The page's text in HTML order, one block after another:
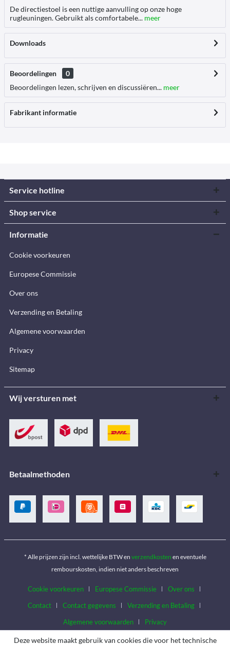
De directiestoel is een nuttige aanvulling op onze hoge
rugleuningen. Gebruikt als comfortabele... meer
Downloads
Beoordelingen
0
Beoordelingen lezen, schrijven en discussiëren... meer
Fabrikant informatie
Service hotline
Shop service
Informatie
Cookie voorkeuren
Europese Commissie
Over ons
Verzending en Betaling
Algemene voorwaarden
Privacy
Sitemap
Wij versturen met
Betaalmethoden
* Alle prijzen zijn incl. wettelijke BTW en verzendkosten en eventuele
rembourskosten, indien niet anders beschreven
Cookie voorkeuren Europese Commissie
Over ons
Contact
Contact gegevens
Verzending en Betaling
Algemene voorwaarden
Privacy
Deze website maakt gebruik van cookies die voor het technische